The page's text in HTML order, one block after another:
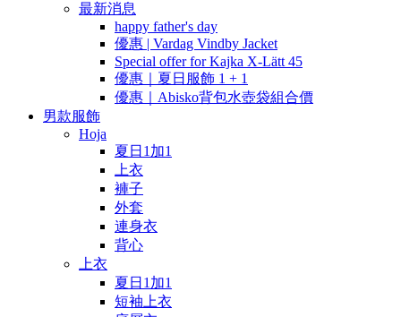
最新消息
happy father's day
優惠 | Vardag Vindby Jacket
Special offer for Kajka X-Lätt 45
優惠｜夏日服飾 1 + 1
優惠｜Abisko背包水壺袋組合價
男款服飾
Hoja
夏日1加1
上衣
褲子
外套
連身衣
背心
上衣
夏日1加1
短袖上衣